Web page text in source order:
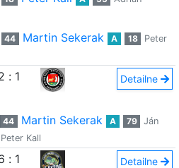
44 Martin Sekerak A 18
Peter
: 1 Detailne
44 Martin Sekerak A 79
Ján
Peter Kall
: 1 Detailne